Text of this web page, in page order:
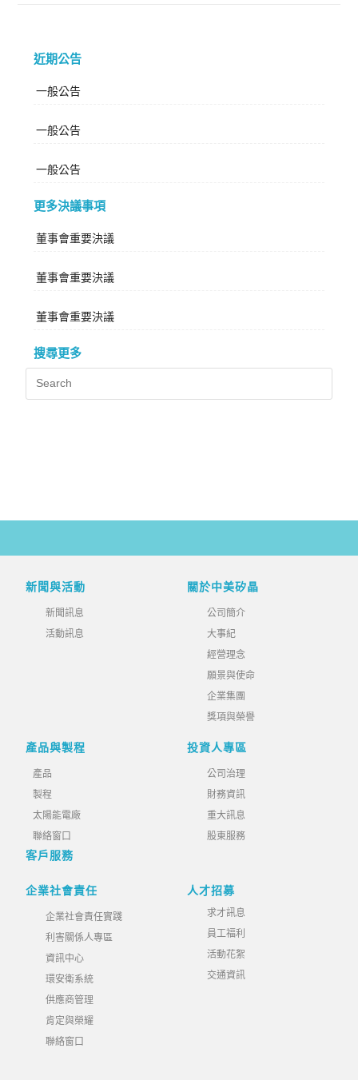
近期公告
一般公告
一般公告
一般公告
更多決議事項
董事會重要決議
董事會重要決議
董事會重要決議
搜尋更多
新聞與活動
新聞訊息
活動訊息
關於中美矽晶
公司簡介
大事紀
經營理念
願景與使命
企業集團
獎項與榮譽
產品與製程
產品
製程
太陽能電廠
聯絡窗口
客戶服務
投資人專區
公司治理
財務資訊
重大訊息
股東服務
企業社會責任
企業社會責任實踐
利害關係人專區
資訊中心
環安衛系統
供應商管理
肯定與榮耀
聯絡窗口
人才招募
求才訊息
員工福利
活動花絮
交通資訊